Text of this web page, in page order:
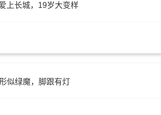
上长城，19岁大变样
似绿魔，脚跟有灯